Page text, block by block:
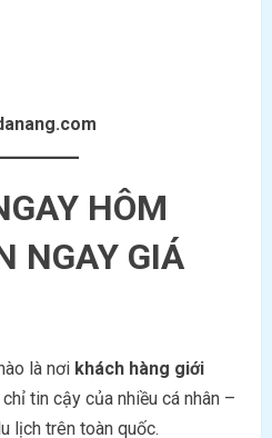
HÔM
NGAY GIÁ
là nơi khách hàng giới
tin cậy của nhiều cá nhân –
lịch trên toàn quốc.